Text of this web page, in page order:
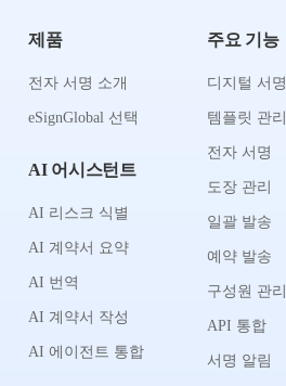
제품
전자 서명 소개
eSignGlobal 선택
AI 어시스턴트
AI 리스크 식별
AI 계약서 요약
AI 번역
AI 계약서 작성
AI 에이전트 통합
주요 기능
디지털 서명
템플릿 관리
전자 서명
도장 관리
일괄 발송
예약 발송
구성원 관리
API 통합
서명 알림